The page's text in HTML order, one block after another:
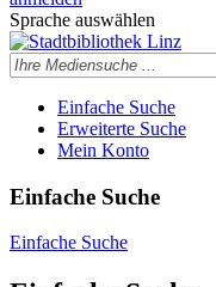
Sprache auswählen
Einfache Suche
Erweiterte Suche
Mein Konto
Einfache Suche
Einfache Suche